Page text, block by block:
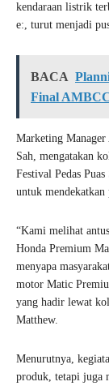
kendaraan listrik
e:, turut menjadi
BACA
Final
Marketing
Sah, mengatakan
Festival Pedas
untuk
“Kami melihat
Honda Premium
menyapa
motor Matic
yang hadir lewat
Matthew.
Menurutnya,
produk, tetapi juga